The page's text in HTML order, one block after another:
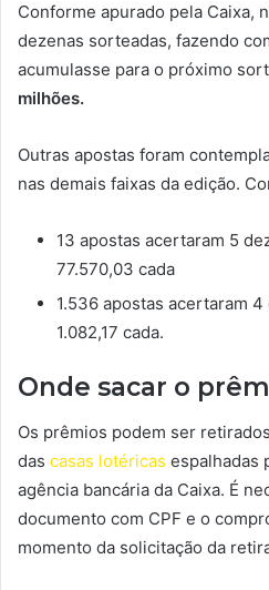
Conforme apurado pela Caixa,
dezenas sorteadas, fazendo
acumulasse para o próximo
milhões.
Outras apostas foram
nas demais faixas da edição.
13 apostas acertaram 5
77.570,03 cada
1.536 apostas acertaram
1.082,17 cada.
Onde sacar o
Os prêmios podem ser
das casas lotéricas espalhadas
agência bancária da Caixa. É
documento com CPF e o
momento da solicitação da